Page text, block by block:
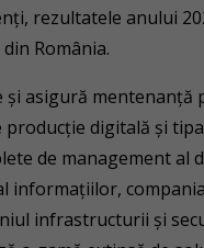
rezultatele anului
România.
asigură mentenanță
digitală și
de management al
informațiilor,
infrastructurii și